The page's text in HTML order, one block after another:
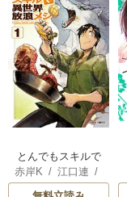
とんでもスキルで
異世界放浪メシ
赤岸K / 江口連 /
雅